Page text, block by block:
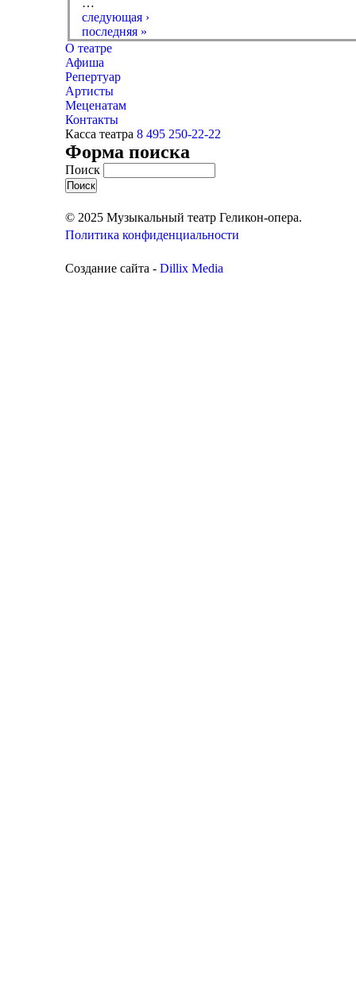
…
следующая ›
последняя »
О театре
Афиша
Репертуар
Артисты
Меценатам
Контакты
Касса театра 8 495 250-22-22
Форма поиска
Поиск
© 2025 Музыкальный театр Геликон-опера.
Политика конфиденциальности
Создание сайта - Dillix Media